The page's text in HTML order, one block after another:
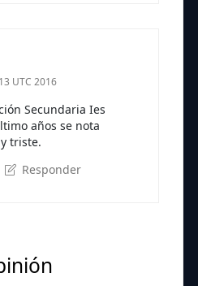
UTC 2016
Secundaria Ies
años se nota
triste.
Responder